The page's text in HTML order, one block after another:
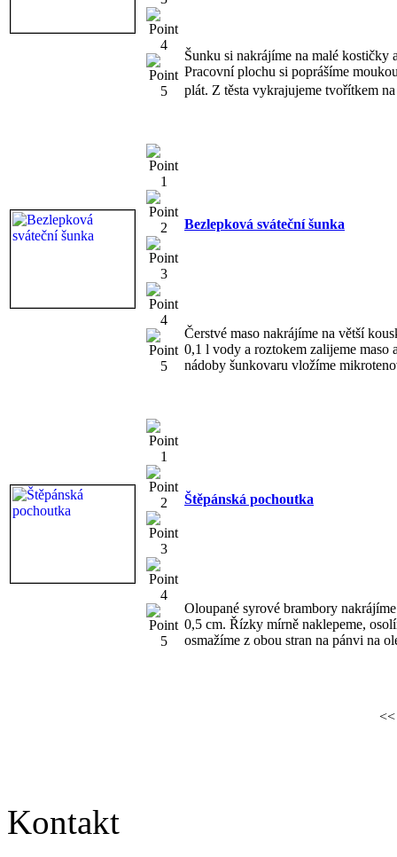
Šunku si nakrájíme na malé kostičky
Pracovní plochu si poprášíme
plát. Z těsta vykrajujeme tvořítkem
Bezlepková sváteční šunka
Čerstvé maso nakrájíme na větší
0,1 l vody a roztokem zalijeme maso
nádoby šunkovaru vložíme
Štěpánská pochoutka
Oloupané syrové brambory
0,5 cm. Řízky mírně naklepeme,
osmažíme z obou stran na pánvi na
Kontakt